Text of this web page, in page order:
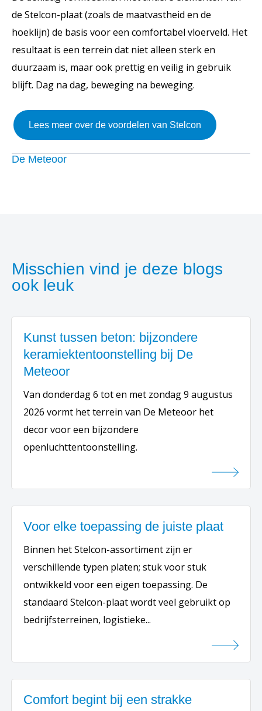
de Stelcon-plaat (zoals de maatvastheid en de
hoeklijn) de basis voor een comfortabel vloerveld. Het
resultaat is een terrein dat niet alleen sterk en
duurzaam is, maar ook prettig en veilig in gebruik
blijft. Dag na dag, beweging na beweging.
Lees meer over de voordelen van Stelcon
De Meteoor
Misschien vind je deze blogs
ook leuk
Kunst tussen beton: bijzondere
keramiektentoonstelling bij De
Meteoor
Van donderdag 6 tot en met zondag 9 augustus
2026 vormt het terrein van De Meteoor het
decor voor een bijzondere
openluchttentoonstelling.
Voor elke toepassing de juiste plaat
Binnen het Stelcon-assortiment zijn er
verschillende typen platen; stuk voor stuk
ontwikkeld voor een eigen toepassing. De
standaard Stelcon-plaat wordt veel gebruikt op
bedrijfsterreinen, logistieke...
Comfort begint bij een strakke